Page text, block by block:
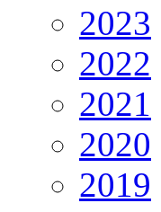
2023
2022
2021
2020
2019